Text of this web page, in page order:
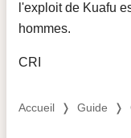
l'exploit de Kuafu
hommes.
CRI
Accueil ❭ Guide ❭